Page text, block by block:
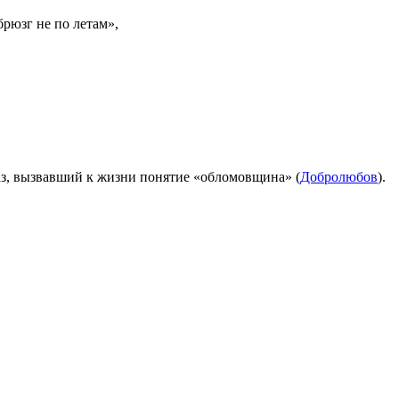
не по летам»,
вызвавший к жизни понятие «обломовщина» (Добролюбов).